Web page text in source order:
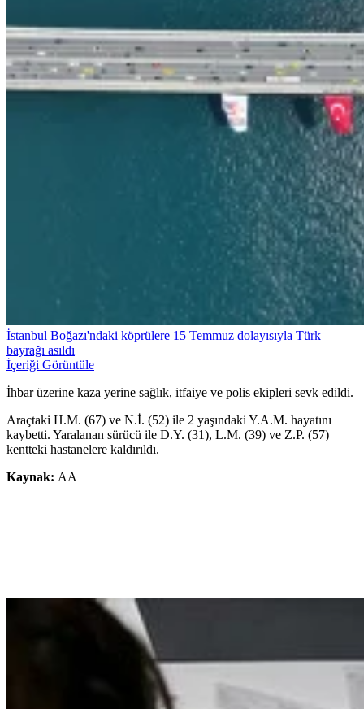
İstanbul Boğazı'ndaki köprülere 15 Temmuz dolayısıyla Türk
bayrağı asıldı
İçeriği Görüntüle
İhbar üzerine kaza yerine sağlık, itfaiye ve polis ekipleri sevk edildi.
Araçtaki H.M. (67) ve N.İ. (52) ile 2 yaşındaki Y.A.M. hayatını
kaybetti. Yaralanan sürücü ile D.Y. (31), L.M. (39) ve Z.P. (57)
kentteki hastanelere kaldırıldı.
Kaynak: AA